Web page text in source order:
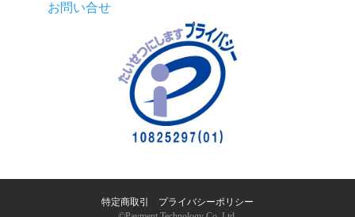
お問い合せ
特定商取引
プライバシーポリシー